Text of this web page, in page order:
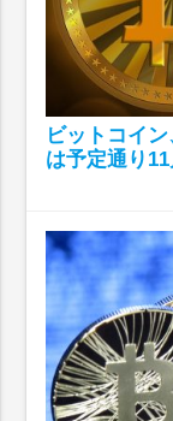
ビットコイ
は予定通り